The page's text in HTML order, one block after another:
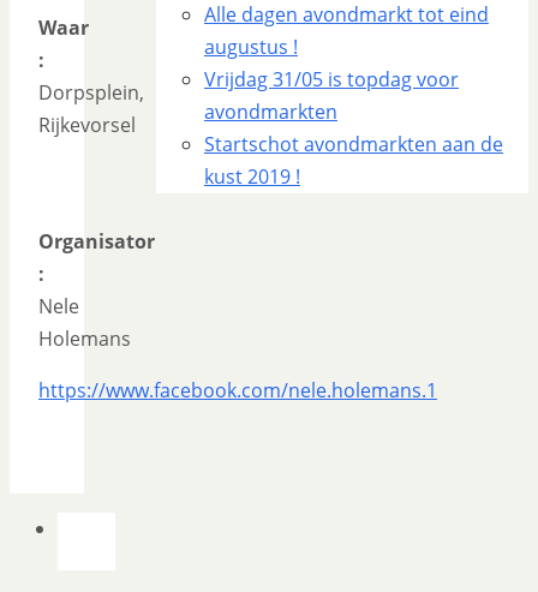
Waar
:
Dorpsplein,
Rijkevorsel
Organisator
:
Nele
Holemans
https://www.facebook.com/nele.holemans.1
Alle dagen avondmarkt tot eind
augustus !
Vrijdag 31/05 is topdag voor
avondmarkten
Startschot avondmarkten aan de
kust 2019 !